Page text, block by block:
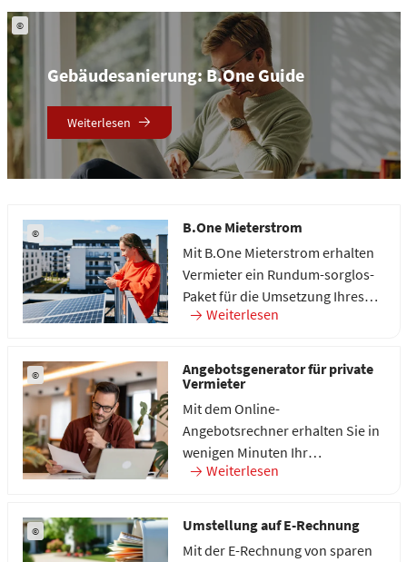
©
Gebäudesanierung: B.One Guide
Weiterlesen
©
B.One Mieterstrom
Mit B.One Mieterstrom erhalten
Vermieter ein Rundum-sorglos-
Paket für die Umsetzung Ihres
Projektes. Von der Analyse bis
Weiterlesen
©
Angebotsgenerator für private
Vermieter
Mit dem Online-
Angebotsrechner erhalten Sie in
wenigen Minuten Ihr
individuelles Angebot über die
Heizkostenabrechnung mit
Weiterlesen
©
Umstellung auf E-Rechnung
Mit der E-Rechnung von sparen